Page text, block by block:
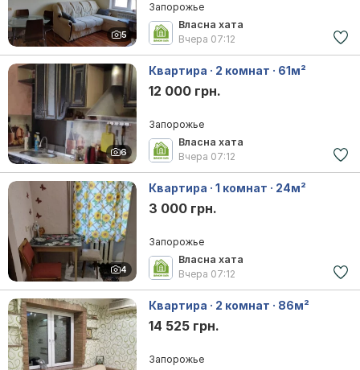
5
Запорожье
Власна хата
Вчера 07:12
6
Квартира · 2 комнат · 61м²
12 000 грн.
Запорожье
Власна хата
Вчера 07:12
4
Квартира · 1 комнат · 24м²
3 000 грн.
Запорожье
Власна хата
Вчера 07:12
Квартира · 2 комнат · 86м²
14 525 грн.
Запорожье